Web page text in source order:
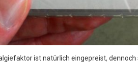
ist natürlich eingepreist,